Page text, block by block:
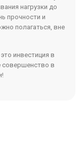
нагрузки до
прочности и
полагаться, вне
инвестиция в
совершенство в